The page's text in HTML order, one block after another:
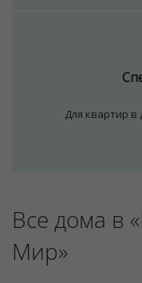
Для квартир
Все дома в
Мир»